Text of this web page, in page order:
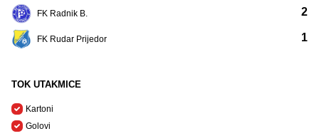
FK Radnik B.
FK Rudar Prijedor
2
1
TOK UTAKMICE
Kartoni
Golovi